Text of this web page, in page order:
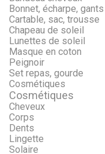
Bonnet, écharpe, gants
Cartable, sac, trousse
Chapeau de soleil
Lunettes de soleil
Masque en coton
Peignoir
Set repas, gourde
Cosmétiques
Cosmétiques
Cheveux
Corps
Dents
Lingette
Solaire